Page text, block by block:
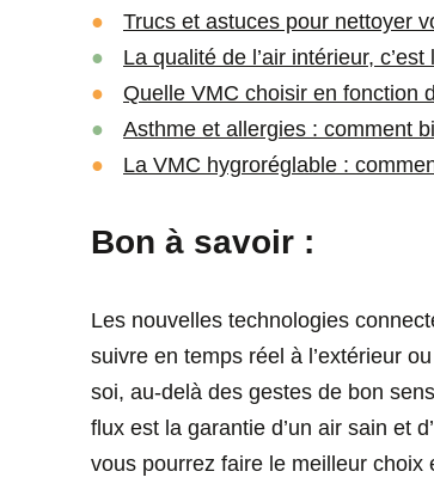
Trucs et astuces pour nettoyer
La qualité de l’air intérieur, c’est
Quelle VMC choisir en fonction
Asthme et allergies : comment
La VMC hygroréglable :
Bon à savoir :
Les nouvelles technologies
suivre en temps réel à l’extérieur
soi, au-delà des gestes de bon
flux est la garantie d’un air sain et
vous pourrez faire le meilleur choix